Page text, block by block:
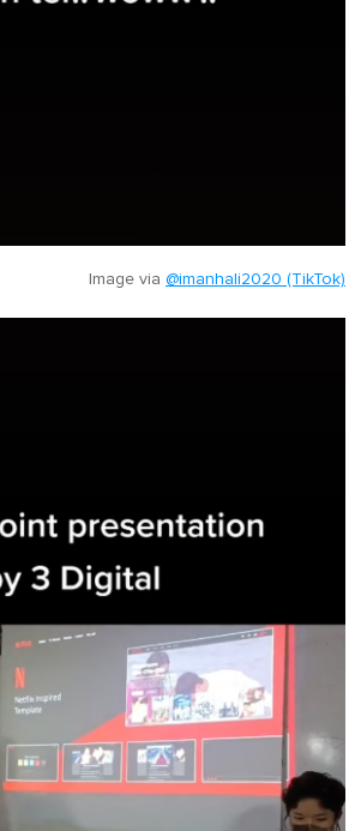
Image via @imanhali2020 (TikTok)